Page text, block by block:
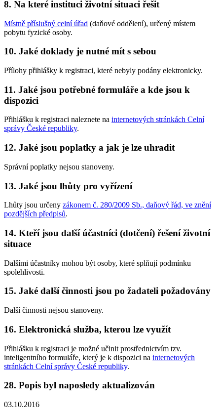
8. Na které instituci životní situaci řešit
Místně příslušný celní úřad (daňové oddělení), určený místem
pobytu fyzické osoby.
10. Jaké doklady je nutné mít s sebou
Přílohy přihlášky k registraci, které nebyly podány elektronicky.
11. Jaké jsou potřebné formuláře a kde jsou k
dispozici
Přihlášku k registraci naleznete na internetových stránkách Celní
správy České republiky.
12. Jaké jsou poplatky a jak je lze uhradit
Správní poplatky nejsou stanoveny.
13. Jaké jsou lhůty pro vyřízení
Lhůty jsou určeny zákonem č. 280/2009 Sb., daňový řád, ve znění
pozdějších předpisů.
14. Kteří jsou další účastníci (dotčení) řešení životní
situace
Dalšími účastníky mohou být osoby, které splňují podmínku
spolehlivosti.
15. Jaké další činnosti jsou po žadateli požadovány
Další činnosti nejsou stanoveny.
16. Elektronická služba, kterou lze využít
Přihlášku k registraci je možné učinit prostřednictvím tzv.
inteligentního formuláře, který je k dispozici na internetových
stránkách Celní správy České republiky.
28. Popis byl naposledy aktualizován
03.10.2016